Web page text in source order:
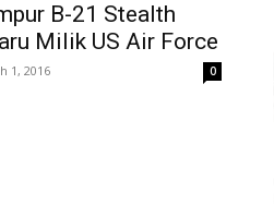
B-21 Stealth
Milik US Air Force
1, 2016 0